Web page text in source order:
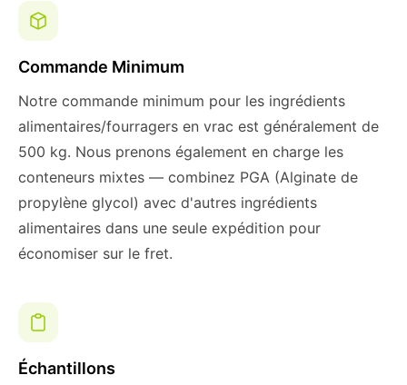
Commande Minimum
Notre commande minimum pour les ingrédients
alimentaires/fourragers en vrac est généralement de
500 kg. Nous prenons également en charge les
conteneurs mixtes — combinez PGA (Alginate de
propylène glycol) avec d'autres ingrédients
alimentaires dans une seule expédition pour
économiser sur le fret.
Échantillons